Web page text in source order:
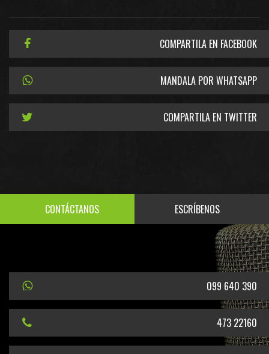
COMPARTILA EN FACEBOOK
MANDALA POR WHATSAPP
COMPARTILA EN TWITTER
CONTÁCTANOS ESCRÍBENOS
099 640 390
473 22160